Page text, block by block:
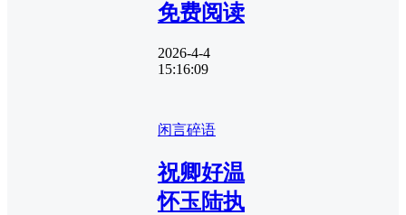
免费阅读
2026-4-4
15:16:09
闲言碎语
祝卿好温
怀玉陆执